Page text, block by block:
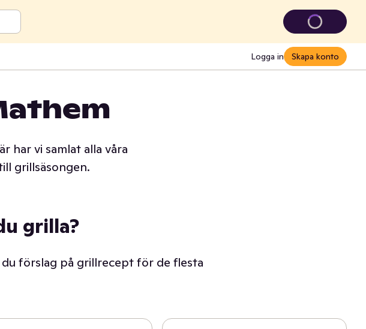
Logga in Skapa konto
har vi samlat alla våra
grillsäsongen.
grilla?
förslag på grillrecept för de flesta